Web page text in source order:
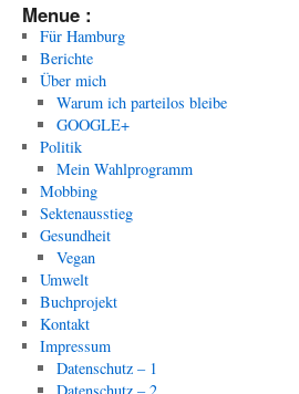
Menue :
Für Hamburg
Berichte
Über mich
Warum ich parteilos bleibe
GOOGLE+
Politik
Mein Wahlprogramm
Mobbing
Sektenausstieg
Gesundheit
Vegan
Umwelt
Buchprojekt
Kontakt
Impressum
Datenschutz – 1